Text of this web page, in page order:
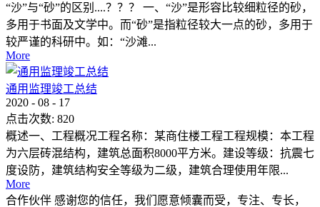
“沙”与“砂”的区别....？？？ 一、“沙”是形容比较细粒径的砂，
多用于书面及文学中。而“砂”是指粒径较大一点的砂，多用于
较严谨的科研中。如：“沙滩...
More
通用监理竣工总结
2020 - 08 - 17
点击次数: 820
概述一、工程概况工程名称：某商住楼工程工程规模：本工程
为六层砖混结构，建筑总面积8000平方米。建设等级：抗震七
度设防，建筑结构安全等级为二级，建筑合理使用年限...
More
合作伙伴 感谢您的信任，我们愿意倾囊而受，专注、专长，